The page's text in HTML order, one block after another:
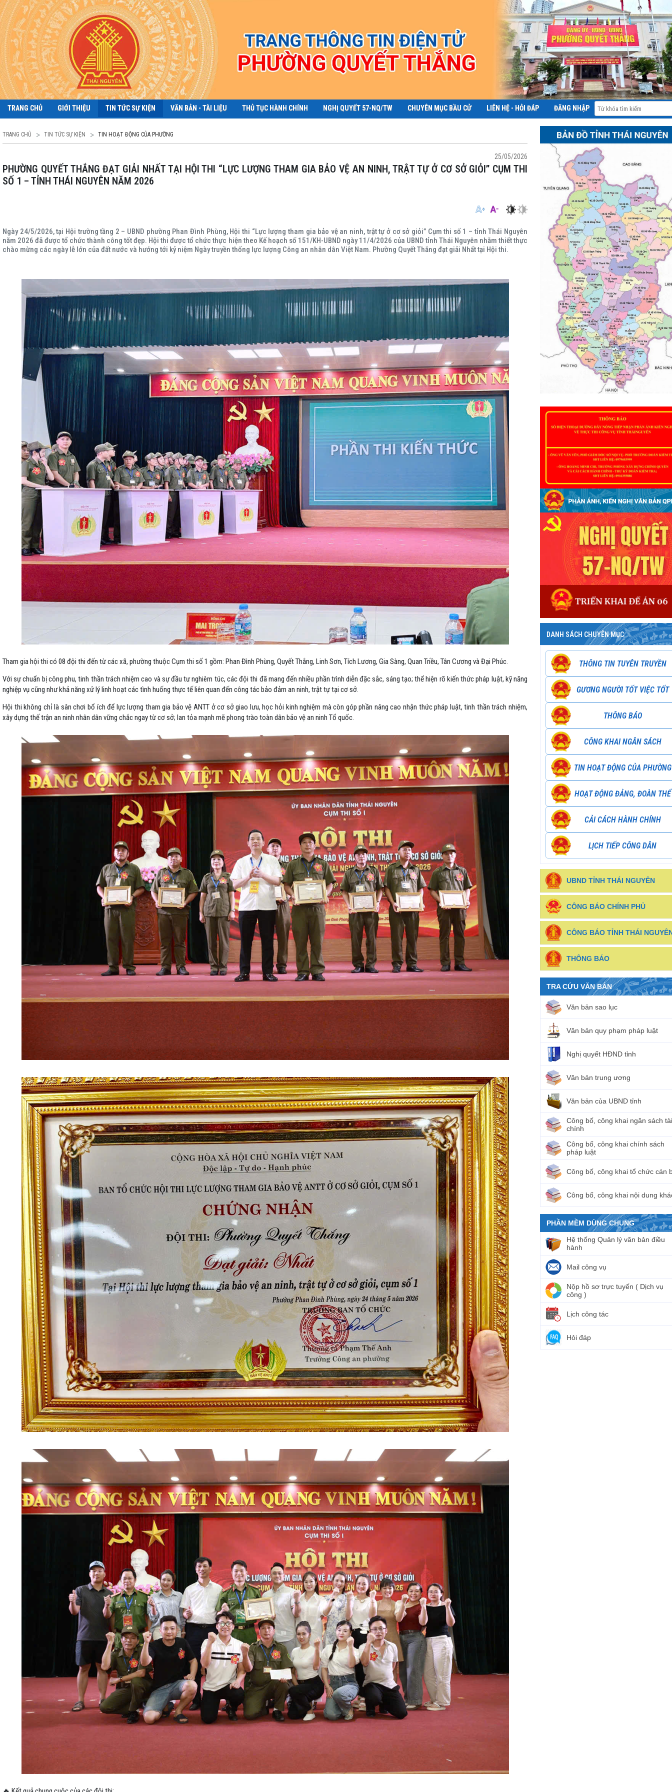
TRANG CHỦ GIỚI THIỆU TIN TỨC SỰ KIỆN VĂN BẢN - TÀI LIỆU THỦ TỤC HÀNH CHÍNH NGHỊ QUYẾT 57-NQ/TW CHUYÊN MỤC BẦU CỬ LIÊN HỆ - HỎI ĐÁP ĐĂNG NHẬP ĐỀ ÁN 06
TRANG CHỦ TIN TỨC SỰ KIỆN TIN HOẠT ĐỘNG CỦA PHƯỜNG
25/05/2026
PHƯỜNG QUYẾT THẮNG ĐẠT GIẢI NHẤT TẠI HỘI THI “LỰC LƯỢNG THAM GIA BẢO VỆ AN NINH, TRẬT TỰ Ở CƠ SỞ GIỎI” CỤM THI
SỐ 1 – TỈNH THÁI NGUYÊN NĂM 2026
Ngày 24/5/2026, tại Hội trường tầng 2 – UBND phường Phan Đình Phùng, Hội thi “Lực lượng tham gia bảo vệ an ninh, trật tự ở cơ sở giỏi” Cụm thi số 1 – tỉnh Thái Nguyên
năm 2026 đã được tổ chức thành công tốt đẹp. Hội thi được tổ chức thực hiện theo Kế hoạch số 151/KH-UBND ngày 11/4/2026 của UBND tỉnh Thái Nguyên nhằm thiết thực
chào mừng các ngày lễ lớn của đất nước và hướng tới kỷ niệm Ngày truyền thống lực lượng Công an nhân dân Việt Nam. Phường Quyết Thắng đạt giải Nhất tại Hội thi.
Tham gia hội thi có 08 đội thi đến từ các xã, phường thuộc Cụm thi số 1 gồm: Phan Đình Phùng, Quyết Thắng, Linh Sơn, Tích Lương, Gia Sàng, Quan Triều, Tân Cương và Đại Phúc.
Với sự chuẩn bị công phu, tinh thần trách nhiệm cao và sự đầu tư nghiêm túc, các đội thi đã mang đến nhiều phần trình diễn đặc sắc, sáng tạo; thể hiện rõ kiến thức pháp luật, kỹ năng
nghiệp vụ cũng như khả năng xử lý linh hoạt các tình huống thực tế liên quan đến công tác bảo đảm an ninh, trật tự tại cơ sở.
Hội thi không chỉ là sân chơi bổ ích để lực lượng tham gia bảo vệ ANTT ở cơ sở giao lưu, học hỏi kinh nghiệm mà còn góp phần nâng cao nhận thức pháp luật, tinh thần trách nhiệm,
xây dựng thế trận an ninh nhân dân vững chắc ngay từ cơ sở; lan tỏa mạnh mẽ phong trào toàn dân bảo vệ an ninh Tổ quốc.
DANH SÁCH CHUYÊN MỤC
THÔNG TIN TUYÊN TRUYỀN
GƯƠNG NGƯỜI TỐT VIỆC TỐT
THÔNG BÁO
CÔNG KHAI NGÂN SÁCH
TIN HOẠT ĐỘNG CỦA PHƯỜNG
HOẠT ĐỘNG ĐẢNG, ĐOÀN THỂ
CẢI CÁCH HÀNH CHÍNH
LỊCH TIẾP CÔNG DÂN
UBND TỈNH THÁI NGUYÊN
CÔNG BÁO CHÍNH PHỦ
CÔNG BÁO TỈNH THÁI
THÔNG BÁO
TRA CỨU VĂN BẢN
Văn bản sao lục
Văn bản quy phạm pháp luật
Nghị quyết HĐND tỉnh
Văn bản trung ương
Văn bản của UBND tỉnh
Công bố, công khai ngân sách tài
chính
Công bố, công khai chính sách
pháp luật
Công bố, công khai tổ chức cán
Công bố, công khai nội dung
PHẦN MỀM DÙNG CHUNG
Hệ thống Quản lý văn bản điều
hành
Mail công vụ
Nộp hồ sơ trực tuyến ( Dịch vụ
công )
Lịch công tác
Hỏi đáp